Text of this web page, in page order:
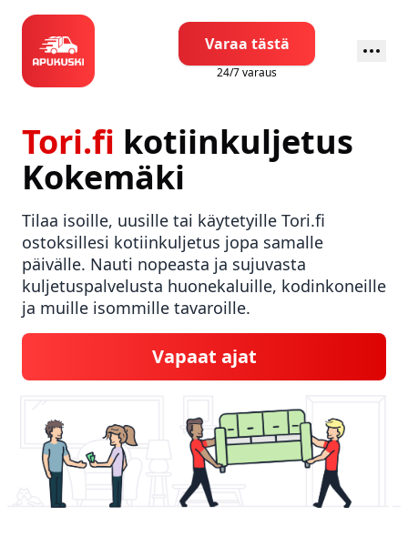
Varaa tästä
24/7 varaus
Tori.fi kotiinkuljetus
Kokemäki
Tilaa isoille, uusille tai käytetyille Tori.fi
ostoksillesi kotiinkuljetus jopa samalle
päivälle. Nauti nopeasta ja sujuvasta
kuljetuspalvelusta huonekaluille, kodinkoneille
ja muille isommille tavaroille.
Vapaat ajat